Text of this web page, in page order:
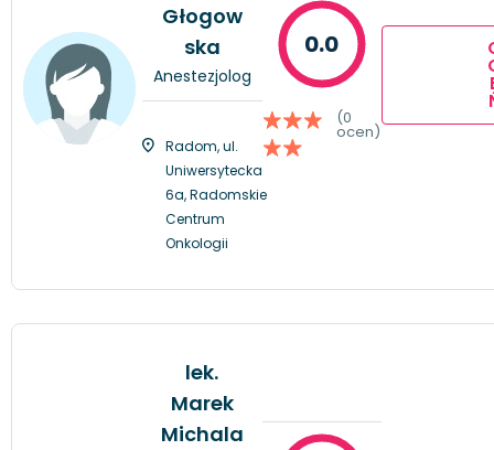
Głogow
ska
Anestezjolog
Radom, ul.
Uniwersytecka
6a, Radomskie
Centrum
Onkologii
0.0
(0
ocen)
lek.
Marek
Michala